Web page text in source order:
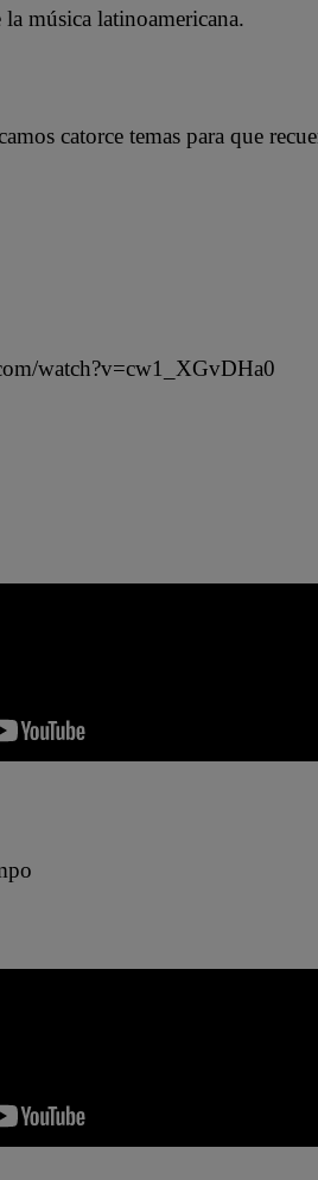
la música latinoamericana.
catorce temas para que
watch?v=cw1_XGvDHa0